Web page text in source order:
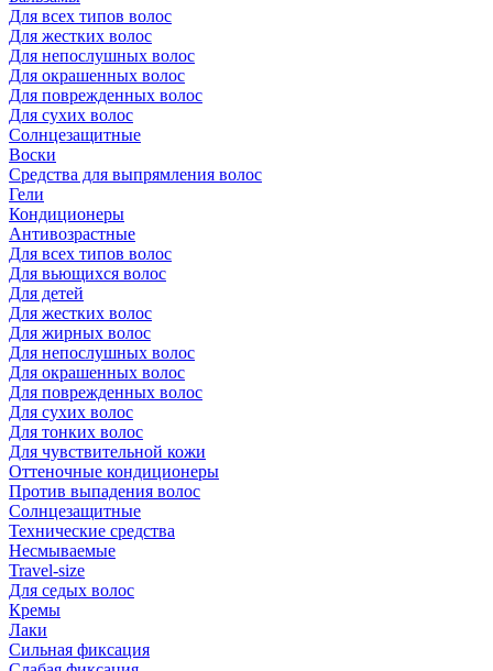
Для всех типов волос
Для жестких волос
Для непослушных волос
Для окрашенных волос
Для поврежденных волос
Для сухих волос
Солнцезащитные
Воски
Средства для выпрямления волос
Гели
Кондиционеры
Антивозрастные
Для всех типов волос
Для вьющихся волос
Для детей
Для жестких волос
Для жирных волос
Для непослушных волос
Для окрашенных волос
Для поврежденных волос
Для сухих волос
Для тонких волос
Для чувствительной кожи
Оттеночные кондиционеры
Против выпадения волос
Солнцезащитные
Технические средства
Несмываемые
Travel-size
Для седых волос
Кремы
Лаки
Сильная фиксация